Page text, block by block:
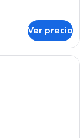
Ver precio
con una cama